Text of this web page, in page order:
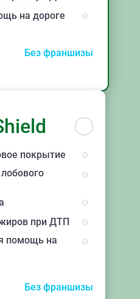
на дороге
Без франшизы
покрытие
при ДТП
помощь на
Без франшизы